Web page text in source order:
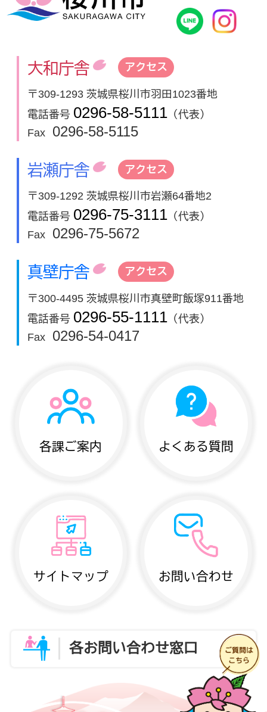
桜川市公
大和庁舎 アクセス
〒309-1293 茨城県桜川市羽田1023番地
電話番号 0296-58-5111 （代表）
Fax
0296-58-5115
岩瀬庁舎 アクセス
〒309-1292 茨城県桜川市岩瀬64番地2
電話番号 0296-75-3111 （代表）
Fax
0296-75-5672
真壁庁舎 アクセス
〒300-4495 茨城県桜川市真壁町飯塚911番地
電話番号 0296-55-1111 （代表）
Fax
0296-54-0417
各課ご案内 よくある質問
サイトマップ お問い合わせ
各お問い合わせ窓口